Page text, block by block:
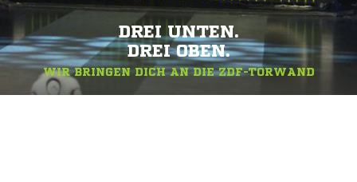
DREI UNTEN.
DREI OBEN.
WIR BRINGEN DICH AN DIE ZDF-TORWAND